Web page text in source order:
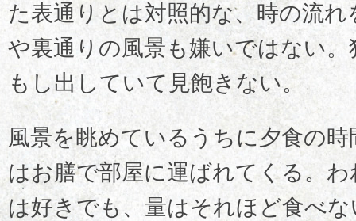
た表通りとは対照的な、時の流
や裏通りの風景も嫌いではない
もし出していて見飽きない。
風景を眺めているうちに夕食の
はお膳で部屋に運ばれてくる。
は好きでも、量はそれほど食べ